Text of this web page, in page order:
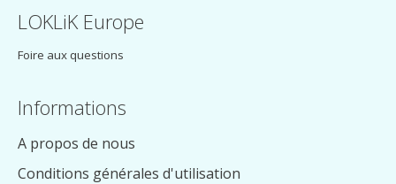
LOKLiK Europe
Foire aux questions
Informations
A propos de nous
Conditions générales d'utilisation